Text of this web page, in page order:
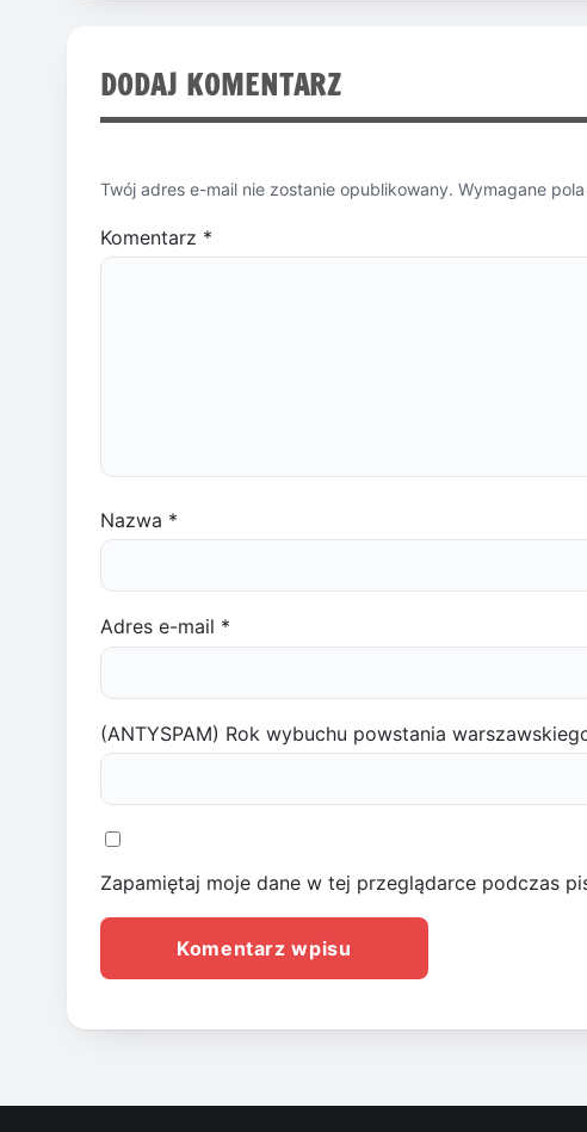
DODAJ KOMENTARZ
Twój adres e-mail nie zostanie opublikowany. Wymagane
Komentarz *
Nazwa *
Adres e-mail *
(ANTYSPAM) Rok wybuchu powstania
Zapamiętaj moje dane w tej przeglądarce podczas